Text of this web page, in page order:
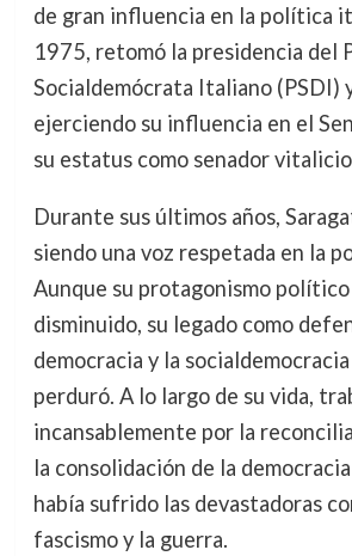
de gran influencia en la política
1975, retomó la presidencia del
Socialdemócrata Italiano (PSDI)
ejerciendo su influencia en el
su estatus como senador
Durante sus últimos años,
siendo una voz respetada en la
Aunque su protagonismo político
disminuido, su legado como
democracia y la
perduró. A lo largo de su vida,
incansablemente por la
la consolidación de la
había sufrido las devastadoras
fascismo y la guerra.